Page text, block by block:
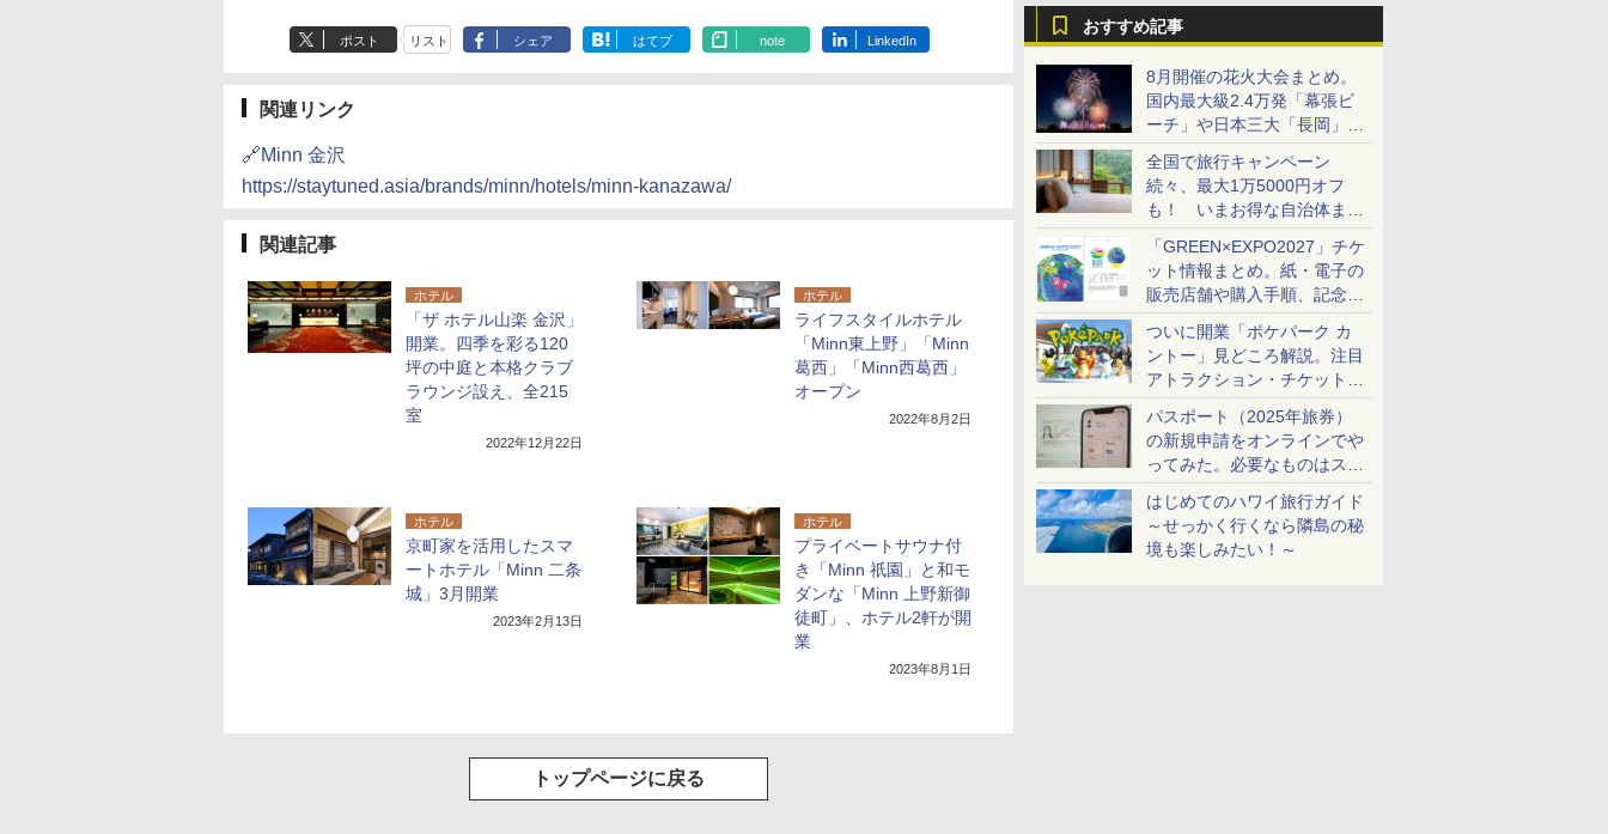
おすすめ記事
8月開催の花火大会まとめ。
国内最大級2.4万発「幕張ビ
ーチ」や日本三大「長岡」な
ど大型イベント目白押し！
全国で旅行キャンペーン
続々、最大1万5000円オフ
も！ いまお得な自治体まと
め
「GREEN×EXPO2027」チケ
ット情報まとめ。紙・電子の
販売店舗や購入手順、記念チ
ケットも解説
ついに開業「ポケパーク カ
ントー」見どころ解説。注目
アトラクション・チケット手
配・来場前に必要な準備は？
パスポート（2025年旅券）
の新規申請をオンラインでや
ってみた。必要なものはスマ
ホとマイナカードのみ
はじめてのハワイ旅行ガイド
～せっかく行くなら隣島の秘
境も楽しみたい！～
ポスト リスト シェア はてブ note LinkedIn
関連リンク
🔗Minn 金沢
https://staytuned.asia/brands/minn/hotels/minn-kanazawa/
関連記事
ホテル
「ザ ホテル山楽 金沢」
開業。四季を彩る120
坪の中庭と本格クラブ
ラウンジ設え、全215
室
2022年12月22日
ホテル
ライフスタイルホテル
「Minn東上野」「Minn
葛西」「Minn西葛西」
オープン
2022年8月2日
ホテル
京町家を活用したスマ
ートホテル「Minn 二条
城」3月開業
2023年2月13日
ホテル
プライベートサウナ付
き「Minn 祇園」と和モ
ダンな「Minn 上野新御
徒町」、ホテル2軒が開
業
2023年8月1日
トップページに戻る